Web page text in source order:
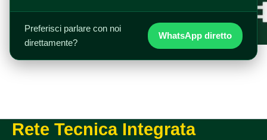
Preferisci parlare con noi
direttamente?
WhatsApp diretto
Rete Tecnica Integrata